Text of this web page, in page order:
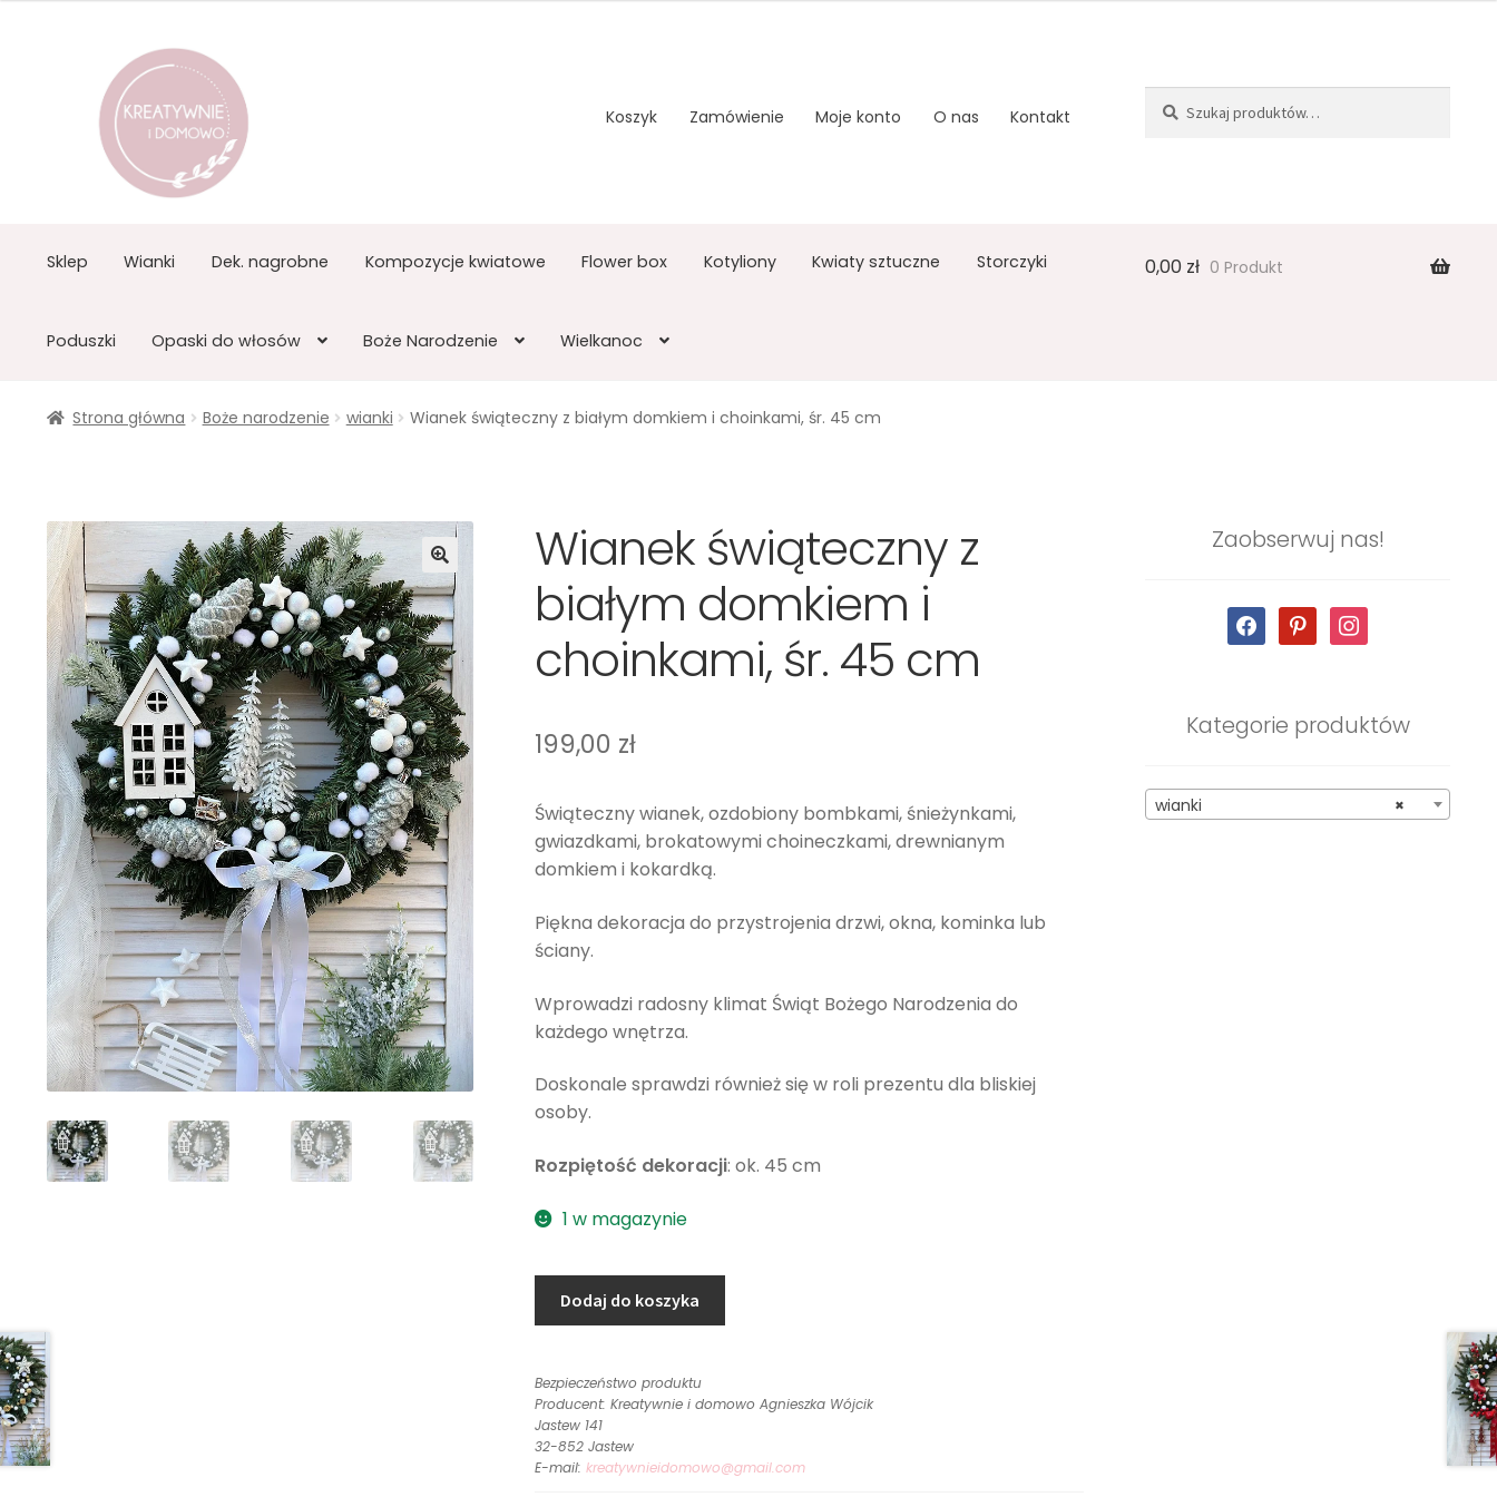
nawigacji
Koszyk Zamówienie Moje konto O nas Kontakt
Sklep Wianki Dek. nagrobne Kompozycje kwiatowe Flower box Kotyliony Kwiaty sztuczne Storczyki
Poduszki Opaski do włosów Boże Narodzenie Wielkanoc
0,00 zł 0 Produkt
Strona główna Boże narodzenie wianki Wianek świąteczny z białym domkiem i choinkami, śr. 45 cm
Wianek świąteczny z
białym domkiem i
choinkami, śr. 45 cm
199,00 zł
Świąteczny wianek, ozdobiony bombkami, śnieżynkami,
gwiazdkami, brokatowymi choineczkami, drewnianym
domkiem i kokardką.
Piękna dekoracja do przystrojenia drzwi, okna, kominka lub
ściany.
Wprowadzi radosny klimat Świąt Bożego Narodzenia do
każdego wnętrza.
Doskonale sprawdzi również się w roli prezentu dla bliskiej
osoby.
Rozpiętość dekoracji: ok. 45 cm
1 w magazynie
z
białym
domkiem
i
choinkami,
Dodaj do koszyka
Bezpieczeństwo produktu
Producent: Kreatywnie i domowo Agnieszka Wójcik
Jastew 141
32-852 Jastew
E-mail:kreatywnieidomowo@gmail.com
Zaobserwuj nas!
facebookpinterestinstagram
Kategorie produktów
×
wianki